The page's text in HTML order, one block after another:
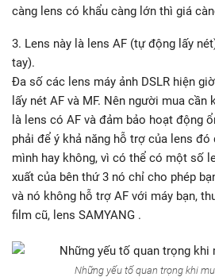
càng lens có khẩu càng lớn thì giá
3. Lens này là lens AF (tự động lấy
tay).
Đa số các lens máy ảnh DSLR hiện
lấy nét AF và MF. Nên người mua
là lens có AF và đảm bảo hoạt động
phải để ý khả năng hỗ trợ của lens
mình hay không, vì có thể có một số
xuất của bên thứ 3 nó chỉ cho phép
và nó không hỗ trợ AF với máy bạn,
film cũ, lens SAMYANG .
Những yếu tố quan trọng khi